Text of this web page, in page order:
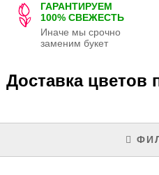
ГАРАНТИРУЕМ
100% СВЕЖЕСТЬ
Иначе мы срочно
заменим букет
Доставка цветов